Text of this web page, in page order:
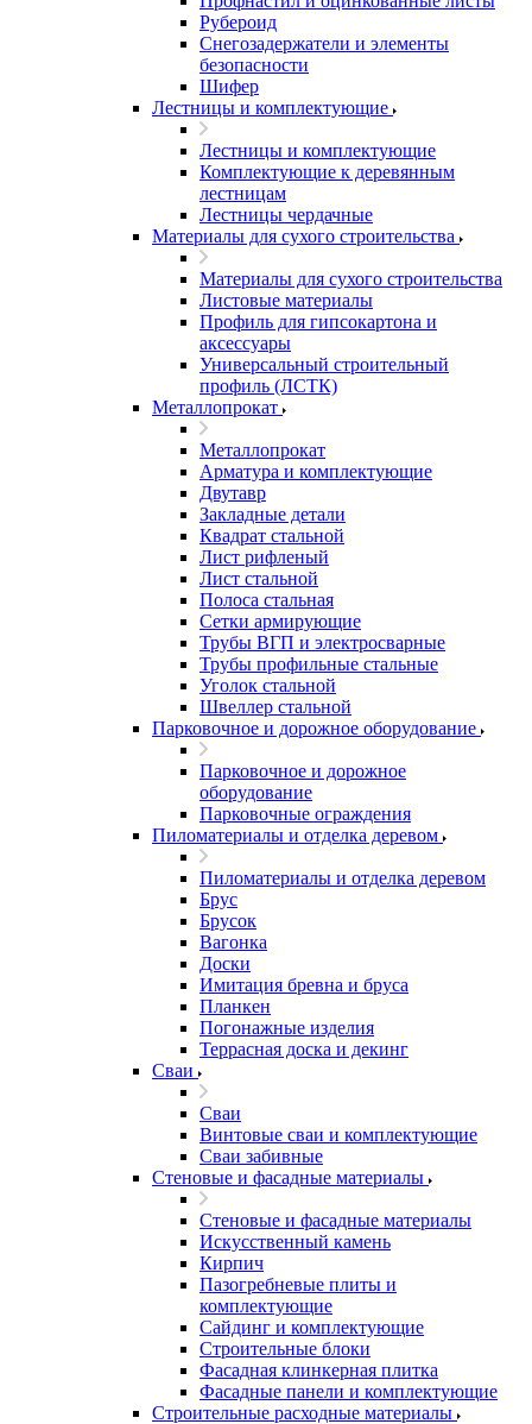
Рубероид
Снегозадержатели и элементы
безопасности
Шифер
Лестницы и комплектующие
Лестницы и комплектующие
Комплектующие к деревянным
лестницам
Лестницы чердачные
Материалы для сухого строительства
Материалы для сухого строительства
Листовые материалы
Профиль для гипсокартона и
аксессуары
Универсальный строительный
профиль (ЛСТК)
Металлопрокат
Металлопрокат
Арматура и комплектующие
Двутавр
Закладные детали
Квадрат стальной
Лист рифленый
Лист стальной
Полоса стальная
Сетки армирующие
Трубы ВГП и электросварные
Трубы профильные стальные
Уголок стальной
Швеллер стальной
Парковочное и дорожное оборудование
Парковочное и дорожное
оборудование
Парковочные ограждения
Пиломатериалы и отделка деревом
Пиломатериалы и отделка деревом
Брус
Брусок
Вагонка
Доски
Имитация бревна и бруса
Планкен
Погонажные изделия
Террасная доска и декинг
Сваи
Сваи
Винтовые сваи и комплектующие
Сваи забивные
Стеновые и фасадные материалы
Стеновые и фасадные материалы
Искусственный камень
Кирпич
Пазогребневые плиты и
комплектующие
Сайдинг и комплектующие
Строительные блоки
Фасадная клинкерная плитка
Фасадные панели и комплектующие
Строительные расходные материалы